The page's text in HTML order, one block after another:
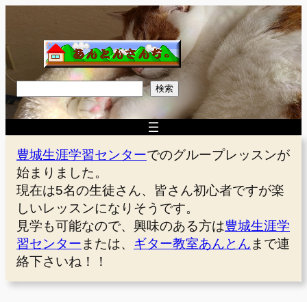
を
ス
キ
ッ
プ
索
検索
豊城生涯学習センターでのグループレッスンが
始まりました。
現在は5名の生徒さん、皆さん初心者ですが楽
しいレッスンになりそうです。
見学も可能なので、興味のある方は豊城生涯学
習センター または、 ギター教室あんとん まで連
絡下さいね！！